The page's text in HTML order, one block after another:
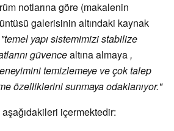
notlarına göre (makalenin
galerisinin altındaki kaynak
yapı sistemimizi stabilize
güvencealtına almaya,
temizlemeye ve çok talep
özelliklerini sunmaya odaklanıyor."
içermektedir: